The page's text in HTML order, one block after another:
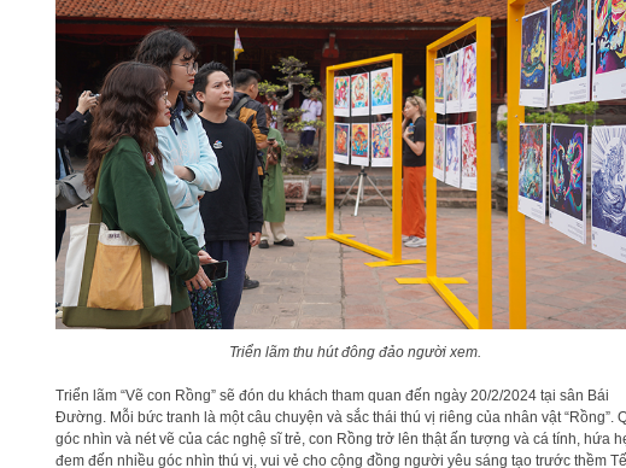
Triển lãm thu hút đông đảo người xem.
Triển lãm “Vẽ con Rồng” sẽ đón du khách tham quan đến ngày 20/2/2024 tại sân Bái
Đường. Mỗi bức tranh là một câu chuyện và sắc thái thú vị riêng của nhân vật “Rồng”.
góc nhìn và nét vẽ của các nghệ sĩ trẻ, con Rồng trở lên thật ấn tượng và cá tính, hứa
đem đến nhiều góc nhìn thú vị, vui vẻ cho cộng đồng người yêu sáng tạo trước thềm